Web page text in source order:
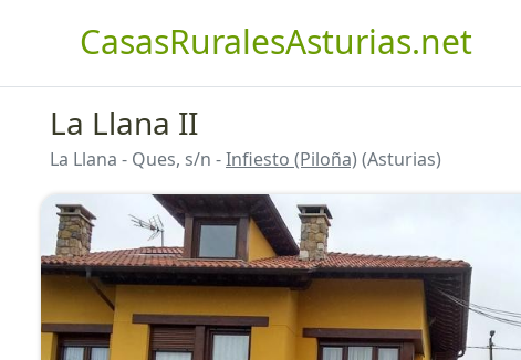
CasasRuralesAsturias.net
La Llana II
La Llana - Ques, s/n -Infiesto (Piloña) (Asturias)